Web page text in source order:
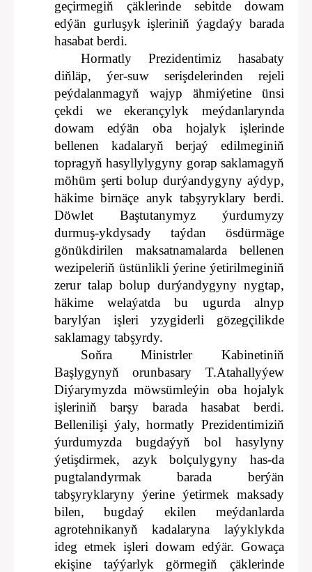
geçirmegiň çäklerinde sebitde dowam
edýän gurluşyk işleriniň ýagdaýy barada
hasabat berdi.
Hormatly Prezidentimiz hasabaty
diňläp, ýer-suw serişdelerinden rejeli
peýdalanmagyň wajyp ähmiýetine ünsi
çekdi we ekerançylyk meýdanlarynda
dowam edýän oba hojalyk işlerinde
bellenen kadalaryň berjaý edilmeginiň
topragyň hasyllylygyny gorap saklamagyň
möhüm şerti bolup durýandygyny aýdyp,
häkime birnäçe anyk tabşyryklary berdi.
Döwlet Baştutanymyz ýurdumyzy
durmuş-ykdysady taýdan ösdürmäge
gönükdirilen maksatnamalarda bellenen
wezipeleriň üstünlikli ýerine ýetirilmeginiň
zerur talap bolup durýandygyny nygtap,
häkime welaýatda bu ugurda alnyp
barylýan işleri yzygiderli gözegçilikde
saklamagy tabşyrdy.
Soňra Ministrler Kabinetiniň
Başlygynyň orunbasary T.Atahallyýew
Diýarymyzda möwsümleýin oba hojalyk
işleriniň barşy barada hasabat berdi.
Bellenilişi ýaly, hormatly Prezidentimiziň
ýurdumyzda bugdaýyň bol hasylyny
ýetişdirmek, azyk bolçulygyny has-da
pugtalandyrmak barada berýän
tabşyryklaryny ýerine ýetirmek maksady
bilen, bugdaý ekilen meýdanlarda
agrotehnikanyň kadalaryna laýyklykda
ideg etmek işleri dowam edýär. Gowaça
ekişine taýýarlyk görmegiň çäklerinde